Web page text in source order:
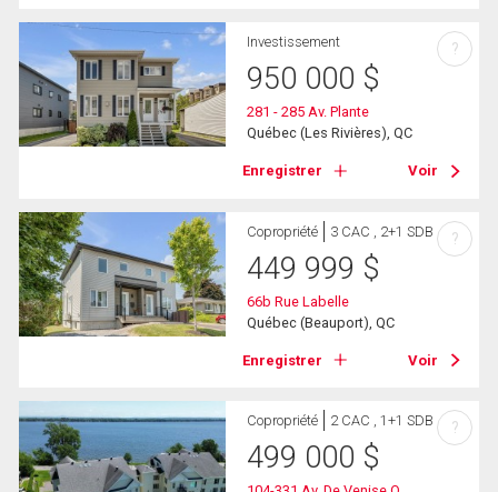
Investissement
950 000 $
281 - 285 Av. Plante
Québec (Les Rivières), QC
Enregistrer Voir
?
Copropriété 3 CAC , 2+1 SDB
449 999 $
66b Rue Labelle
Québec (Beauport), QC
Enregistrer Voir
?
Copropriété 2 CAC , 1+1 SDB
499 000 $
?